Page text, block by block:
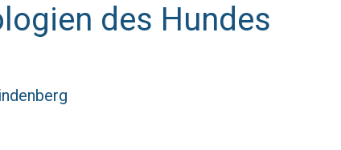
des Hundes